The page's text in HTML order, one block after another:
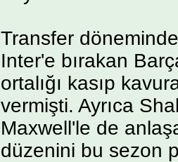
Transfer
Inter'e bırakan
ortalığı kasıp
vermişti. Ayrıca
Maxwell'le de
düzenini bu sezon